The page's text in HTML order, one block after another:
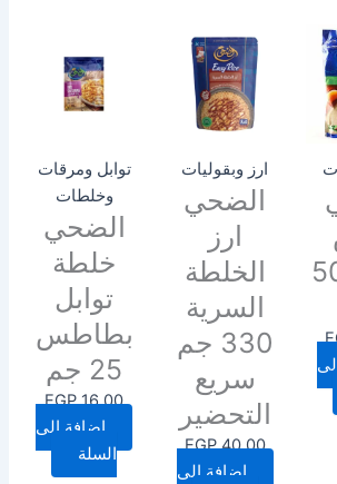
ارز وبقوليات
الضحي
ارز
الخلطة
السرية
330 جم
سريع
التحضير
EGP40.00
إضافة إلى
توابل ومرقات
وخلطات
الضحي
خلطة
توابل
بطاطس
25 جم
EGP16.00
إضافة إلى
السلة